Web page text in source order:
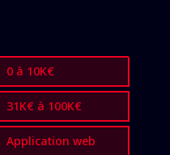
0 à 10K€
31K€ à 100K€
Application web